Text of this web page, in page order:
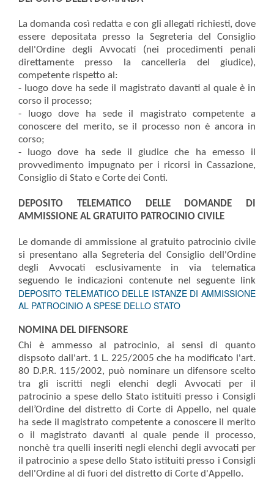
La domanda così redatta e con gli allegati richiesti, dove
essere depositata presso la Segreteria del Consiglio
dell'Ordine degli Avvocati (nei procedimenti penali
direttamente presso la cancelleria del giudice),
competente rispetto al:
- luogo dove ha sede il magistrato davanti al quale è in
corso il processo;
- luogo dove ha sede il magistrato competente a
conoscere del merito, se il processo non è ancora in
corso;
- luogo dove ha sede il giudice che ha emesso il
provvedimento impugnato per i ricorsi in Cassazione,
Consiglio di Stato e Corte dei Conti.
DEPOSITO TELEMATICO DELLE DOMANDE DI
AMMISSIONE AL GRATUITO PATROCINIO CIVILE
Le domande di ammissione al gratuito patrocinio civile
si presentano alla Segreteria del Consiglio dell'Ordine
degli Avvocati esclusivamente in via telematica
seguendo le indicazioni contenute nel seguente link
DEPOSITO TELEMATICO DELLE ISTANZE DI AMMISSIONE
AL PATROCINIO A SPESE DELLO STATO
NOMINA DEL DIFENSORE
Chi è ammesso al patrocinio, ai sensi di quanto
dispsoto dall'art. 1 L. 225/2005 che ha modificato l'art.
80 D.P.R. 115/2002, può nominare un difensore scelto
tra gli iscritti negli elenchi degli Avvocati per il
patrocinio a spese dello Stato istituiti presso i Consigli
dell’Ordine del distretto di Corte di Appello, nel quale
ha sede il magistrato competente a conoscere il merito
o il magistrato davanti al quale pende il processo,
nonchè tra quelli inseriti negli elenchi degli avvocati per
il patrocinio a spese dello Stato istituiti presso i Consigli
dell'Ordine al di fuori del distretto di Corte d'Appello.